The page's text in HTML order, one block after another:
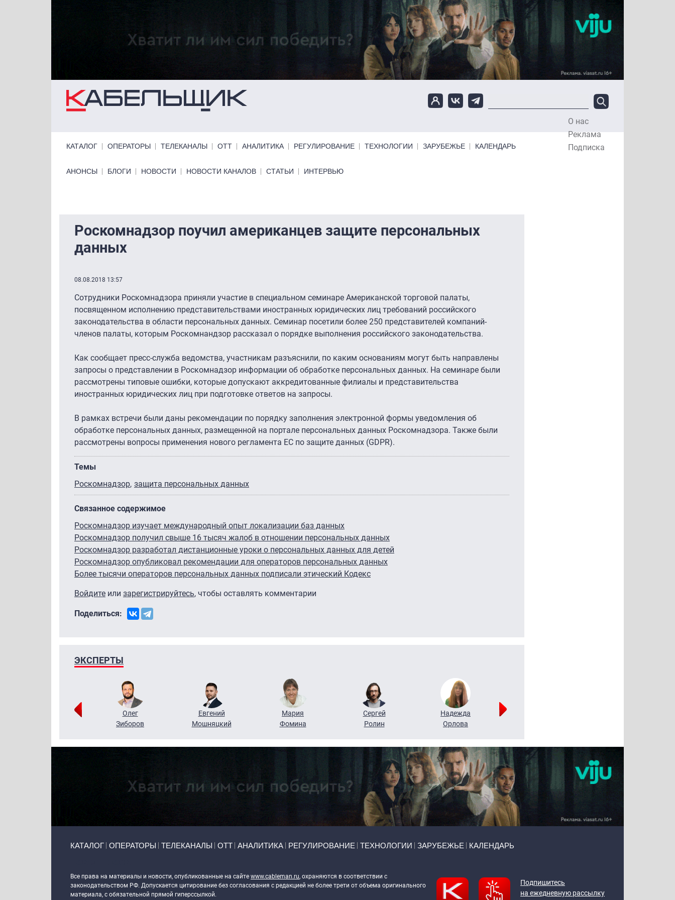
О нас
Реклама
Подписка
КАТАЛОГ ОПЕРАТОРЫ ТЕЛЕКАНАЛЫ ОТТ АНАЛИТИКА РЕГУЛИРОВАНИЕ ТЕХНОЛОГИИ ЗАРУБЕЖЬЕ КАЛЕНДАРЬ
Primary links bottom
АНОНСЫ БЛОГИ НОВОСТИ НОВОСТИ КАНАЛОВ СТАТЬИ ИНТЕРВЬЮ
Роскомнадзор поучил американцев защите персональных
данных
08.08.2018 13:57
Сотрудники Роскомнадзора приняли участие в специальном семинаре Американской торговой палаты,
посвященном исполнению представительствами иностранных юридических лиц требований российского
законодательства в области персональных данных. Семинар посетили более 250 представителей компаний-
членов палаты, которым Роскомнандзор рассказал о порядке выполнения российского законодательства.
Как сообщает пресс-служба ведомства, участникам разъяснили, по каким основаниям могут быть направлены
запросы о представлении в Роскомнадзор информации об обработке персональных данных. На семинаре были
рассмотрены типовые ошибки, которые допускают аккредитованные филиалы и представительства
иностранных юридических лиц при подготовке ответов на запросы.
В рамках встречи были даны рекомендации по порядку заполнения электронной формы уведомления об
обработке персональных данных, размещенной на портале персональных данных Роскомнадзора. Также были
рассмотрены вопросы применения нового регламента ЕС по защите данных (GDPR).
Темы
Роскомнадзор защита персональных данных
Связанное содержимое
Роскомнадзор изучает международный опыт локализации баз данных
Роскомнадзор получил свыше 16 тысяч жалоб в отношении персональных данных
Роскомнадзор разработал дистанционные уроки о персональных данных для детей
Роскомнадзор опубликовал рекомендации для операторов персональных данных
Более тысячи операторов персональных данных подписали этический Кодекс
Войдите или зарегистрируйтесь, чтобы оставлять комментарии
Поделиться:
ЭКСПЕРТЫ
Олег
Зиборов
Евгений
Мошняцкий
Мария
Фомина
Сергей
Ролин
Надежда
Орлова
КАТАЛОГ ОПЕРАТОРЫ ТЕЛЕКАНАЛЫ ОТТ АНАЛИТИКА РЕГУЛИРОВАНИЕ ТЕХНОЛОГИИ ЗАРУБЕЖЬЕ КАЛЕНДАРЬ
Все права на материалы и новости, опубликованные на сайте www.cableman.ru, охраняются в соответствии с
законодательством РФ. Допускается цитирование без согласования с редакцией не более трети от объема оригинального
материала, с обязательной прямой гиперссылкой.
Подпишитесь
на ежедневную рассылку